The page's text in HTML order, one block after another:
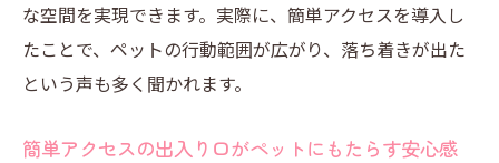
な空間を実現できます。実際に、簡単アクセスを導入し
たことで、ペットの行動範囲が広がり、落ち着きが出た
という声も多く聞かれます。
簡単アクセスの出入り口がペットにもたらす安心感